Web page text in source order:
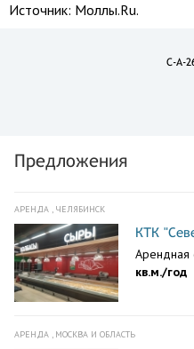
Источник: Моллы.Ru.
C-A-
Предложения
АРЕНДА , ЧЕЛЯБИНСК
КТК
Арендная
кв.м./год
АРЕНДА , МОСКВА И ОБЛАСТЬ